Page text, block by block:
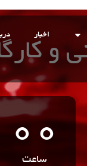
اخبار
و
00
ساعت